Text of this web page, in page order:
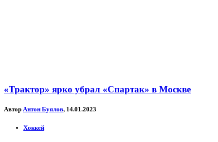
«Трактор» ярко убрал «Спартак» в Москве
Автор Антон Буялов, 14.01.2023
Хоккей